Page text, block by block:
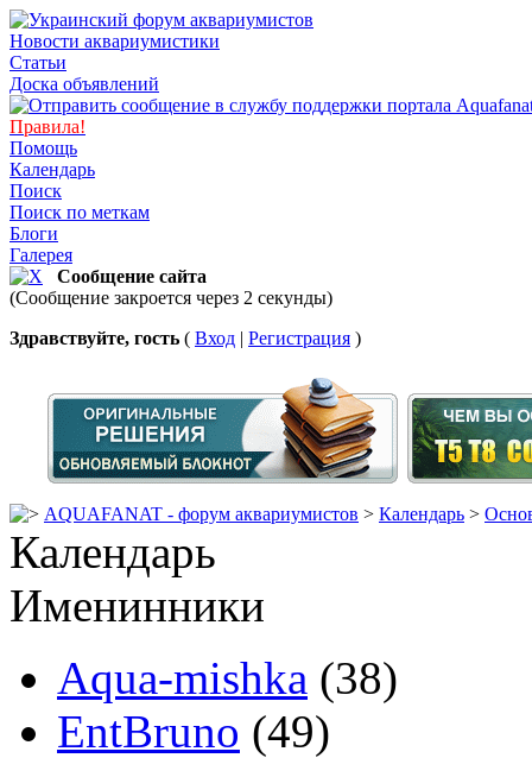
Новости аквариумистики
Статьи
Доска объявлений
Правила!
Помощь
Календарь
Поиск
Поиск по меткам
Блоги
Галерея
Сообщение сайта
(Сообщение закроется через 2 секунды)
Здравствуйте, гость ( Вход | Регистрация )
AQUAFANAT - форум аквариумистов > Календарь >
Календарь
Именинники
Aqua-mishka (38)
EntBruno (49)